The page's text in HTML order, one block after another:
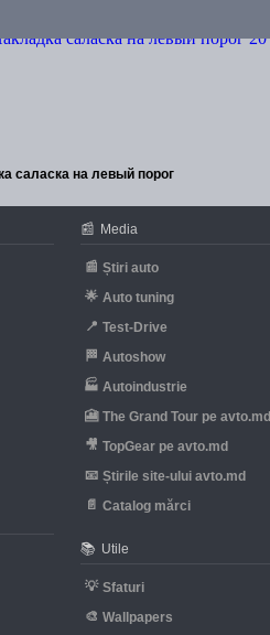
саласка на левый порог
📰 Media
📰 Știri auto
🌟 Auto tuning
📍 Test-Drive
🏁 Autoshow
🏭 Autoindustrie
🎦 The Grand Tour pe avto.md
🎥 TopGear pe avto.md
📧 Știrile site-ului avto.md
📄 Catalog mărci
📚 Utile
💡 Sfaturi
🎨 Wallpapers